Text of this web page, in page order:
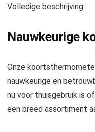
Volledige beschrijving:
Nauwkeurige
Onze
nauwkeurige en
nu voor thuisgebruik is
een breed assortiment